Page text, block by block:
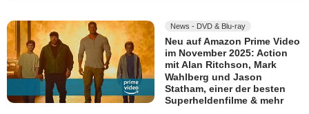
News - DVD & Blu-ray
Neu auf Amazon Prime Video
im November 2025: Action
mit Alan Ritchson, Mark
Wahlberg und Jason
Statham, einer der besten
Superheldenfilme & mehr